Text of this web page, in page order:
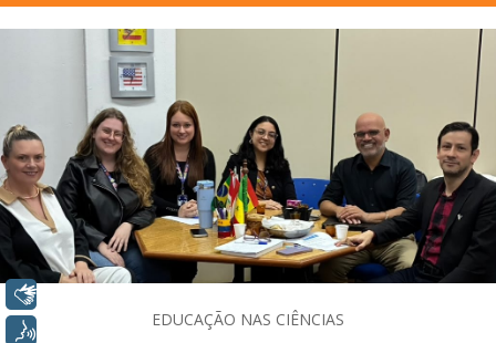
EDUCAÇÃO NAS CIÊNCIAS